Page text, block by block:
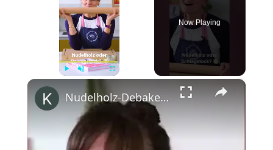
Now Playing
×
Nudelholz-Debakel am Flughafen mit Cynthia Barcomi #shorts